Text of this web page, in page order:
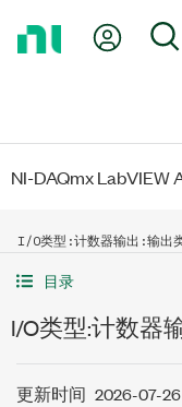
My
NI-DAQmx LabVIEW
I/O类型:计数器输出:输出
目录
I/O类型:计数器
更新时间 2026-07-26